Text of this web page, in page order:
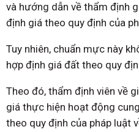
và hướng dẫn về thẩm định
định giá theo quy định của
Tuy nhiên, chuẩn mực này
hợp định giá đất theo quy
Theo đó, thẩm định viên về
giá thực hiện hoạt động
theo quy định của pháp luật